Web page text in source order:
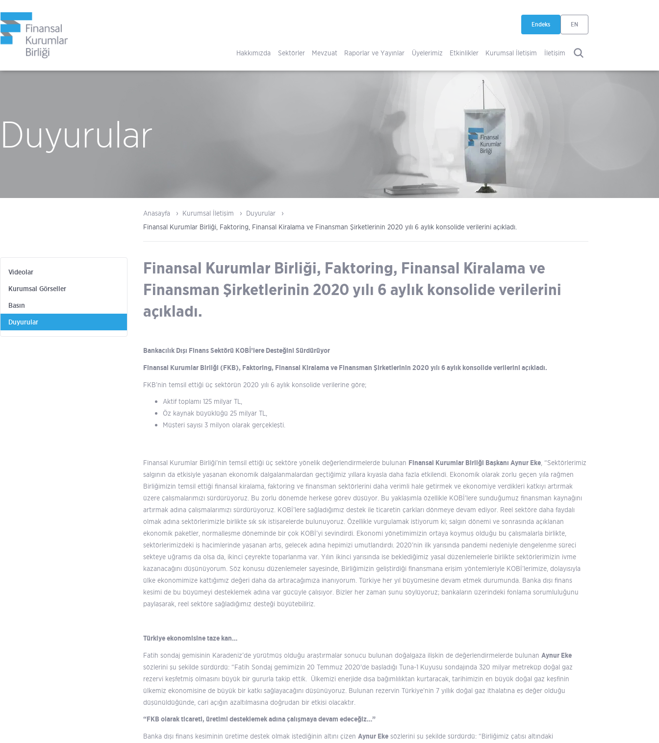
Endeks
EN
Hakkımızda Sektörler Mevzuat Raporlar ve Yayınlar Üyelerimiz Etkinlikler Kurumsal İletişim İletişim ARA
Duyurular
Anasayfa Kurumsal İletişim
Duyurular
Finansal Kurumlar Birliği, Faktoring, Finansal Kiralama ve Finansman Şirketlerinin 2020 yılı 6 aylık konsolide verilerini açıkladı.
Videolar
Kurumsal Görseller
Basın
Duyurular
Finansal Kurumlar Birliği, Faktoring, Finansal Kiralama ve
Finansman Şirketlerinin 2020 yılı 6 aylık konsolide verilerini
açıkladı.
Bankacılık Dışı Finans Sektörü KOBİ’lere Desteğini Sürdürüyor
Finansal Kurumlar Birliği (FKB), Faktoring, Finansal Kiralama ve Finansman Şirketlerinin 2020 yılı 6 aylık konsolide verilerini açıkladı.
FKB’nin temsil ettiği üç sektörün 2020 yılı 6 aylık konsolide verilerine göre;
Aktif toplamı 125 milyar TL,
Öz kaynak büyüklüğü 25 milyar TL,
Müşteri sayısı 3 milyon olarak gerçekleşti.
Finansal Kurumlar Birliği’nin temsil ettiği üç sektöre yönelik değerlendirmelerde bulunan Finansal Kurumlar Birliği Başkanı Aynur Eke , “Sektörlerimiz
salgının da etkisiyle yaşanan ekonomik dalgalanmalardan geçtiğimiz yıllara kıyasla daha fazla etkilendi. Ekonomik olarak zorlu geçen yıla rağmen
Birliğimizin temsil ettiği finansal kiralama, faktoring ve finansman sektörlerini daha verimli hale getirmek ve ekonomiye verdikleri katkıyı artırmak
üzere çalışmalarımızı sürdürüyoruz. Bu zorlu dönemde herkese görev düşüyor. Bu yaklaşımla özellikle KOBİ’lere sunduğumuz finansman kaynağını
artırmak adına çalışmalarımızı sürdürüyoruz. KOBİ’lere sağladığımız destek ile ticaretin çarkları dönmeye devam ediyor. Reel sektöre daha faydalı
olmak adına sektörlerimizle birlikte sık sık istişarelerde bulunuyoruz. Özellikle vurgulamak istiyorum ki; salgın dönemi ve sonrasında açıklanan
ekonomik paketler, normalleşme döneminde bir çok KOBİ’yi sevindirdi. Ekonomi yönetimimizin ortaya koymuş olduğu bu çalışmalarla birlikte,
sektörlerimizdeki iş hacimlerinde yaşanan artış, gelecek adına hepimizi umutlandırdı. 2020’nin ilk yarısında pandemi nedeniyle dengelenme süreci
sekteye uğramış da olsa da, ikinci çeyrekte toparlanma var. Yılın ikinci yarısında ise beklediğimiz yasal düzenlemelerle birlikte sektörlerimizin ivme
kazanacağını düşünüyorum. Söz konusu düzenlemeler sayesinde, Birliğimizin geliştirdiği finansmana erişim yöntemleriyle KOBİ’lerimize, dolayısıyla
ülke ekonomimize kattığımız değeri daha da artıracağımıza inanıyorum. Türkiye her yıl büyümesine devam etmek durumunda. Banka dışı finans
kesimi de bu büyümeyi desteklemek adına var gücüyle çalışıyor. Bizler her zaman şunu söylüyoruz; bankaların üzerindeki fonlama sorumluluğunu
paylaşarak, reel sektöre sağladığımız desteği büyütebiliriz.
Türkiye ekonomisine taze kan…
Fatih sondaj gemisinin Karadeniz’de yürütmüş olduğu araştırmalar sonucu bulunan doğalgaza ilişkin de değerlendirmelerde bulunan Aynur Eke
sözlerini şu şekilde sürdürdü: “Fatih Sondaj gemimizin 20 Temmuz 2020'de başladığı Tuna-1 Kuyusu sondajında 320 milyar metreküp doğal gaz
rezervi keşfetmiş olmasını büyük bir gururla takip ettik. Ülkemizi enerjide dışa bağımlılıktan kurtaracak, tarihimizin en büyük doğal gaz keşfinin
ülkemiz ekonomisine de büyük bir katkı sağlayacağını düşünüyoruz. Bulunan rezervin Türkiye’nin 7 yıllık doğal gaz ithalatına eş değer olduğu
düşünüldüğünde, cari açığın azaltılmasına doğrudan bir etkisi olacaktır.
“FKB olarak ticareti, üretimi desteklemek adına çalışmaya devam edeceğiz…”
Banka dışı finans kesiminin üretime destek olmak istediğinin altını çizen Aynur Eke sözlerini şu şekilde sürdürdü: “Birliğimiz çatısı altındaki